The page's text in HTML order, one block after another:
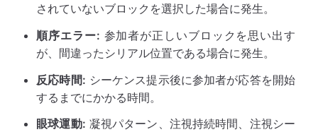
されていないブロックを選択した場合に発生。
順序エラー: 参加者が正しいブロックを思い出す
が、間違ったシリアル位置である場合に発生。
反応時間: シーケンス提示後に参加者が応答を開始
するまでにかかる時間。
眼球運動: 凝視パターン、注視持続時間、注視シー